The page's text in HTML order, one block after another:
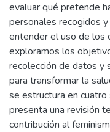
evaluar qué pretende
personales recogidos
entender el uso de los
exploramos los
recolección de datos y
para transformar la
se estructura en cuatro
presenta una revisión
contribución al